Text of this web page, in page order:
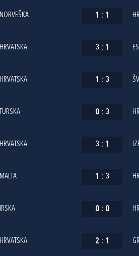
NORVEŠKA 1 : 1
HRVATSKA 3 : 1
HRVATSKA 1 : 3
TURSKA 0 : 3
HRVATSKA 3 : 1
MALTA 1 : 3
IRSKA 0 : 0
HRVATSKA 2 : 1